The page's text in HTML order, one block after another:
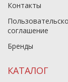
Контакты
соглашение
Бренды
КАТАЛОГ